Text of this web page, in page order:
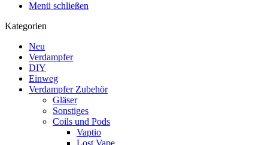
Menü schließen
Kategorien
Neu
Verdampfer
DIY
Einweg
Verdampfer Zubehör
Gläser
Sonstiges
Coils und Pods
Vaptio
Lost Vape